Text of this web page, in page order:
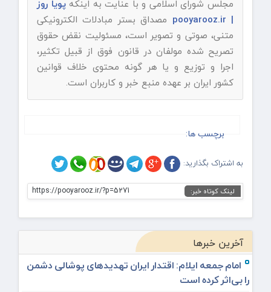
مجلس شورای اسلامی و با عنایت به اینکهپویا روز
| pooyarooz.ir
مصداق بستر مبادلات الکترونیکی
متنی، صوتی و تصویر است، مسئولیت نقض حقوق
تصریح شده مولفان در قانون فوق از قبیل تکثیر،
اجرا و توزیع و یا هر گونه محتوی خلاف قوانین
کشور ایران بر عهده منبع خبر و کاربران است.
برچسب ها:
به اشتراک بگذارید:
لینک کوتاه خبر: https://pooyarooz.ir/?p=5271
آخرین خبرها
امام جمعه ایلام: اقتدار ایران تهدیدهای پوشالی دشمن
را بی‌اثر کرده است